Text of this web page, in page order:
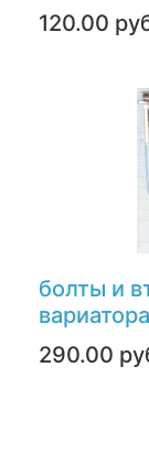
120.00
болты и
290.00